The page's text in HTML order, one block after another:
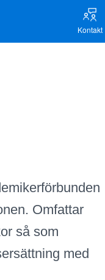
Kontakt
Omfattar
så som
med